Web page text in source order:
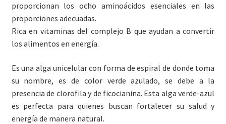
proporcionan los ocho aminoácidos esenciales en las
proporciones adecuadas.
Rica en vitaminas del complejo B que ayudan a convertir
los alimentos en energía.
Es una alga unicelular con forma de espiral de donde toma
su nombre, es de color verde azulado, se debe a la
presencia de clorofila y de ficocianina. Esta alga verde-azul
es perfecta para quienes buscan fortalecer su salud y
energía de manera natural.